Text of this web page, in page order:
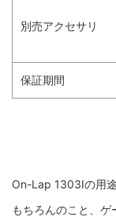
別売アクセサリ
保証期間
On-Lap 1303Iの用
もちろんのこと、